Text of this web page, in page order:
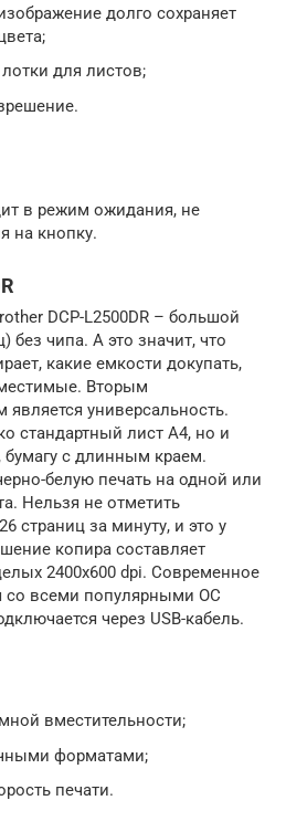
долго сохраняет
для листов;
в режим ожидания, не
на кнопку.
DCP-L2500DR – большой
без чипа. А это значит, что
какие емкости докупать,
Вторым
универсальность.
стандартный лист А4, но и
с длинным краем.
белую печать на одной или
Нельзя не отметить
страниц за минуту, и это у
копира составляет
2400х600 dpi. Современное
со всеми популярными ОС
через USB-кабель.
вместительности;
форматами;
печати.